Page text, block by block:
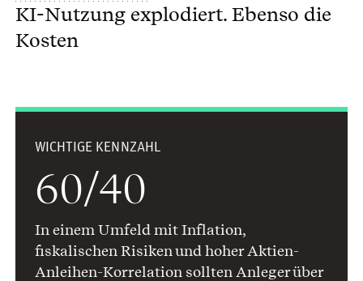
KI-Nutzung explodiert. Ebenso die
Kosten
WICHTIGE KENNZAHL
60/40
In einem Umfeld mit Inflation,
fiskalischen Risiken und hoher Aktien-
Anleihen-Korrelation sollten Anleger über